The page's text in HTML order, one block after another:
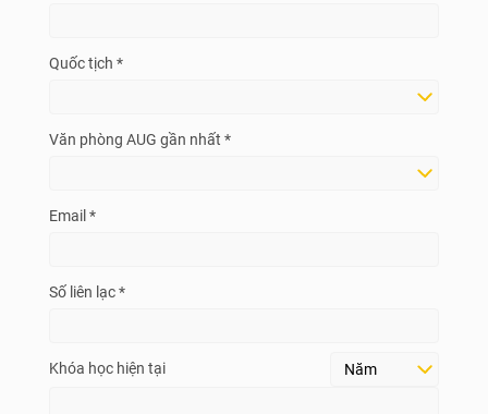
Quốc tịch *
Văn phòng AUG gần nhất *
Email *
Số liên lạc *
Khóa học hiện tại